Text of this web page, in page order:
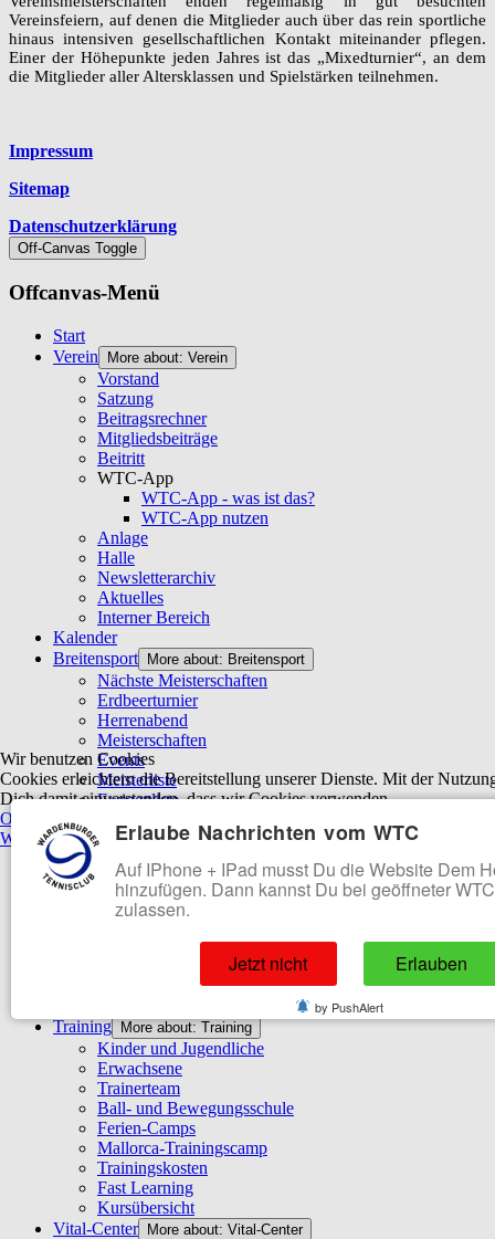
Vereinsfeiern, auf denen die Mitglieder auch über das rein sportliche
hinaus intensiven gesellschaftlichen Kontakt miteinander pflegen.
Einer der Höhepunkte jeden Jahres ist das „Mixedturnier“, an dem
die Mitglieder aller Altersklassen und Spielstärken teilnehmen.
Impressum
Sitemap
Datenschutzerklärung
Off-Canvas Toggle
Offcanvas-Menü
Start
Verein
More about: Verein
Vorstand
Satzung
Beitragsrechner
Mitgliedsbeiträge
Beitritt
WTC-App
WTC-App - was ist das?
WTC-App nutzen
Anlage
Halle
Newsletterarchiv
Aktuelles
Interner Bereich
Kalender
Breitensport
More about: Breitensport
Nächste Meisterschaften
Erdbeerturnier
Herrenabend
Meisterschaften
Events
Meisterliste
Ewigenliste
Punktspielbetrieb
Erwachsene
Jugendliche
WTC bei nuLiga
Turniersuche (mybigpoint)
Meisterschaften
Kindergarten und Schule
Training
More about: Training
Kinder und Jugendliche
Erwachsene
Trainerteam
Ball- und Bewegungsschule
Ferien-Camps
Mallorca-Trainingscamp
Trainingskosten
Fast Learning
Kursübersicht
Vital-Center
More about: Vital-Center
Wir benutzen Cookies
Cookies erleichtern die Bereitstellung unserer Dienste. Mit der
Dich damit einverstanden, dass wir Cookies verwenden.
OK
Ablehnen
Weitere Informationen|Impressum
Erlaube Nachrichten vom WTC
Auf IPhone + IPad musst Du die Website Dem
hinzufügen. Dann kannst Du bei geöffneter
zulassen.
Jetzt nicht Erlauben
by PushAlert